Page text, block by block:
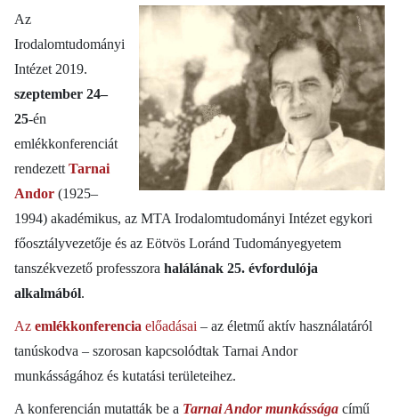
Az
Irodalomtudományi
Intézet 2019.
szeptember 24–
25-én
emlékkonferenciát
rendezett Tarnai
Andor(1925–
1994) akadémikus, az MTA Irodalomtudományi Intézet egykori
főosztályvezetője és az Eötvös Loránd Tudományegyetem
tanszékvezető professzora halálának 25. évfordulója
alkalmából.
Az emlékkonferencia előadásai – az életmű aktív használatáról
tanúskodva – szorosan kapcsolódtak Tarnai Andor
munkásságához és kutatási területeihez.
A konferencián mutatták be a Tarnai Andor munkásságacímű